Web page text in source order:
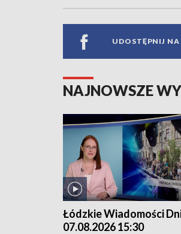
UDOSTĘPNIJ
NAJNOWSZE
Łódzkie Wiadomości
07.08.2026 15:30